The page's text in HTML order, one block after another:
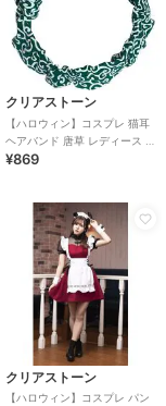
クリアストーン
【ハロウィン】コスプレ 猫耳
ヘアバンド 唐草 レディース グ
リーン
¥869
クリアストーン
【ハロウィン】コスプレ パン